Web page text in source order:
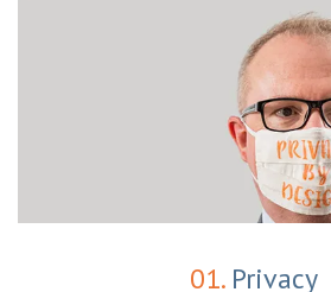
01.Privacy